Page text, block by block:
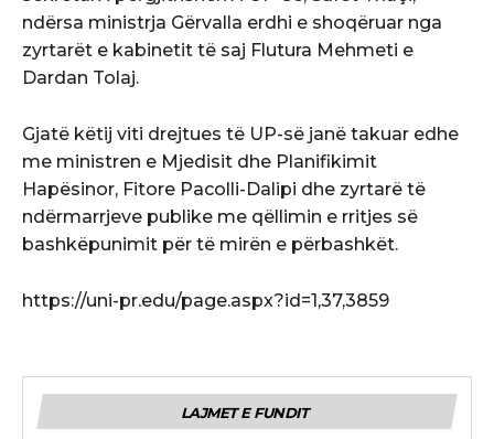
ndërsa ministrja Gërvalla erdhi e shoqëruar nga
zyrtarët e kabinetit të saj Flutura Mehmeti e
Dardan Tolaj.
Gjatë këtij viti drejtues të UP-së janë takuar edhe
me ministren e Mjedisit dhe Planifikimit
Hapësinor, Fitore Pacolli-Dalipi dhe zyrtarë të
ndërmarrjeve publike me qëllimin e rritjes së
bashkëpunimit për të mirën e përbashkët.
https://uni-pr.edu/page.aspx?id=1,37,3859
LAJMET E FUNDIT